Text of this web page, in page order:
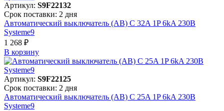
Артикул: S9F22132
Срок поставки: 2 дня
Автоматический выключатель (АВ) C 32A 1P 6kA 230В
Systeme9
1 268 ₽
В корзинy
Артикул: S9F22125
Срок поставки: 2 дня
Автоматический выключатель (АВ) C 25A 1P 6kA 230В
Systeme9